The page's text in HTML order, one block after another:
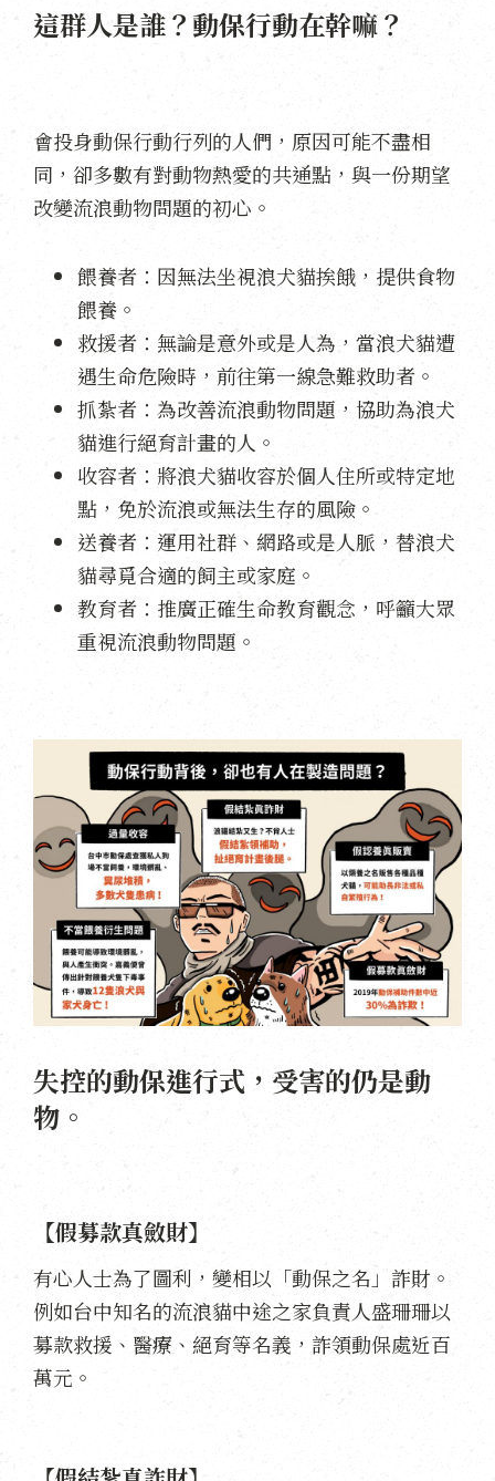
這群人是誰？動保行動在幹嘛？
會投身動保行動行列的人們，原因可能不盡相
同，卻多數有對動物熱愛的共通點，與一份期望
改變流浪動物問題的初心。
餵養者：因無法坐視浪犬貓挨餓，提供食物
餵養。
救援者：無論是意外或是人為，當浪犬貓遭
遇生命危險時，前往第一線急難救助者。
抓紮者：為改善流浪動物問題，協助為浪犬
貓進行絕育計畫的人。
收容者：將浪犬貓收容於個人住所或特定地
點，免於流浪或無法生存的風險。
送養者：運用社群、網路或是人脈，替浪犬
貓尋覓合適的飼主或家庭。
教育者：推廣正確生命教育觀念，呼籲大眾
重視流浪動物問題。
失控的動保進行式，受害的仍是動
物。
【假募款真斂財】
有心人士為了圖利，變相以「動保之名」詐財。
例如台中知名的流浪貓中途之家負責人盛珊珊以
募款救援、醫療、絕育等名義，詐領動保處近百
萬元。